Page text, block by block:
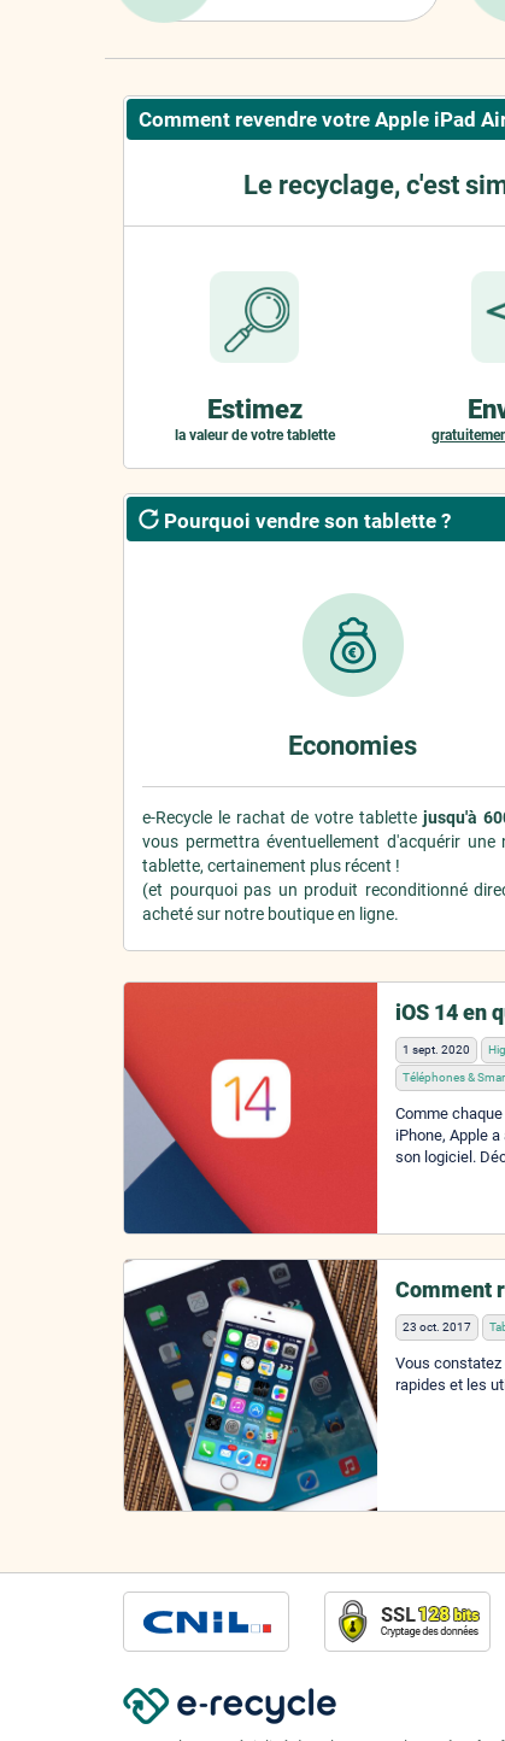
Comment revendre votre Apple iPad
Le recyclage, c'est
Estimez
la valeur de votre tablette
Pourquoi vendre son tablette ?
Economies
e-Recycle le rachat de votre tablette jusqu'à
vous permettra éventuellement d'acquérir une
tablette, certainement plus récent !
(et pourquoi pas un produit reconditionné
acheté sur notre boutique en ligne.
iOS 14 en
1 sept. 2020
Téléphones &
Comme
iPhone, Apple
son logiciel.
Comment
23 oct. 2017
Vous constatez
rapides et les